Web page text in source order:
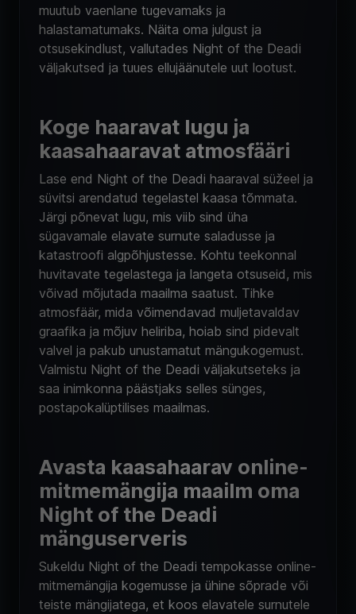
muutub vaenlane tugevamaks ja
halastamatumaks. Näita oma julgust ja
otsusekindlust, vallutades Night of the Deadi
väljakutsed ja tuues ellujäänutele uut lootust.
Koge haaravat lugu ja
kaasahaaravat atmosfääri
Lase end Night of the Deadi haaraval süžeel ja
süvitsi arendatud tegelastel kaasa tõmmata.
Järgi põnevat lugu, mis viib sind üha
sügavamale elavate surnute saladusse ja
katastroofi algpõhjustesse. Kohtu teekonnal
huvitavate tegelastega ja langeta otsuseid, mis
võivad mõjutada maailma saatust. Tihke
atmosfäär, mida võimendavad muljetavaldav
graafika ja mõjuv heliriba, hoiab sind pidevalt
valvel ja pakub unustamatut mängukogemust.
Valmistu Night of the Deadi väljakutseteks ja
saa inimkonna päästjaks selles sünges,
postapokalüptilises maailmas.
Avasta kaasahaarav online-
mitmemängija maailm oma
Night of the Deadi
mänguserveris
Sukeldu Night of the Deadi tempokasse online-
mitmemängija kogemusse ja ühine sõprade või
teiste mängijatega, et koos elavatele surnutele